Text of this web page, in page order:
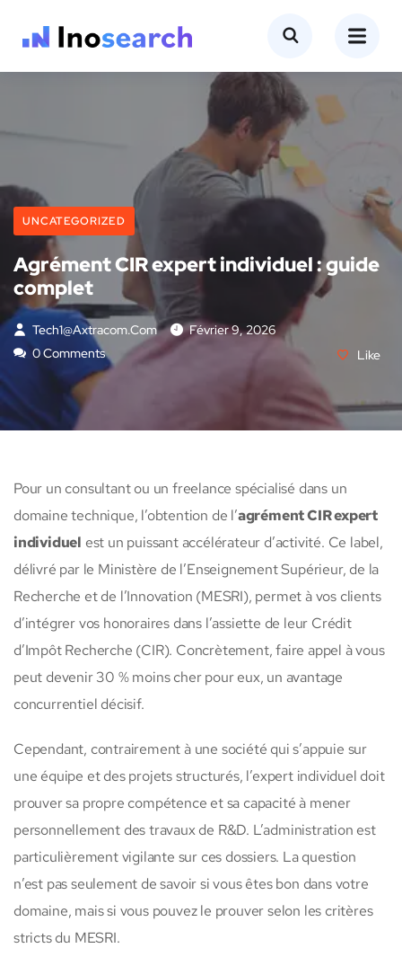
UNCATEGORIZED
Agrément CIR expert individuel : guide
complet
Tech1@axtracom.com
Février 9, 2026
0 Comments
Like
Pour un consultant ou un freelance spécialisé dans un
domaine technique, l’obtention de l’agrément CIR expert
individuel est un puissant accélérateur d’activité. Ce label,
délivré par le Ministère de l’Enseignement Supérieur, de la
Recherche et de l’Innovation (MESRI), permet à vos clients
d’intégrer vos honoraires dans l’assiette de leur Crédit
d’Impôt Recherche (CIR). Concrètement, faire appel à vous
peut devenir 30 % moins cher pour eux, un avantage
concurrentiel décisif.
Cependant, contrairement à une société qui s’appuie sur
une équipe et des projets structurés, l’expert individuel doit
prouver sa propre compétence et sa capacité à mener
personnellement des travaux de R&D. L’administration est
particulièrement vigilante sur ces dossiers. La question
n’est pas seulement de savoir si vous êtes bon dans votre
domaine, mais si vous pouvez le prouver selon les critères
stricts du MESRI.